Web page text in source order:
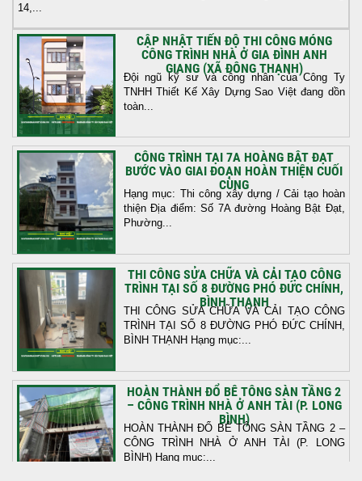
14,...
CẬP NHẬT TIẾN ĐỘ THI CÔNG MÓNG
CÔNG TRÌNH NHÀ Ở GIA ĐÌNH ANH
GIANG (XÃ ĐÔNG THẠNH)
Đội ngũ kỹ sư và công nhân của Công Ty
TNHH Thiết Kế Xây Dựng Sao Việt đang dồn
toàn...
CÔNG TRÌNH TẠI 7A HOÀNG BẬT ĐẠT
BƯỚC VÀO GIAI ĐOẠN HOÀN THIỆN CUỐI
CÙNG
Hạng mục: Thi công xây dựng / Cải tạo hoàn
thiện Địa điểm: Số 7A đường Hoàng Bật Đạt,
Phường...
THI CÔNG SỬA CHỮA VÀ CẢI TẠO CÔNG
TRÌNH TẠI SỐ 8 ĐƯỜNG PHÓ ĐỨC CHÍNH,
BÌNH THẠNH
THI CÔNG SỬA CHỮA VÀ CẢI TẠO CÔNG
TRÌNH TẠI SỐ 8 ĐƯỜNG PHÓ ĐỨC CHÍNH,
BÌNH THẠNH Hạng mục:...
HOÀN THÀNH ĐỔ BÊ TÔNG SÀN TẦNG 2
– CÔNG TRÌNH NHÀ Ở ANH TÀI (P. LONG
BÌNH)
HOÀN THÀNH ĐỔ BÊ TÔNG SÀN TẦNG 2 –
CÔNG TRÌNH NHÀ Ở ANH TÀI (P. LONG
BÌNH) Hạng mục:...